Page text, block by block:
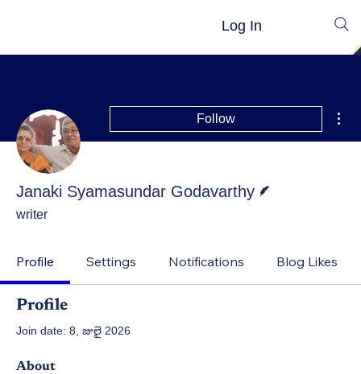
Log In
Follow
Janaki Syamasundar Godavarthy
writer
Profile Settings Notifications Blog Likes
Profile
Join date: 8, జులై 2026
About